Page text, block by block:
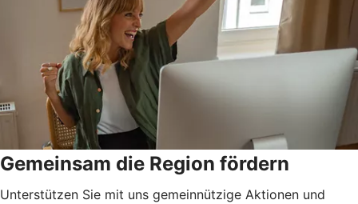
Gemeinsam die Region fördern
Unterstützen Sie mit uns gemeinnützige Aktionen und